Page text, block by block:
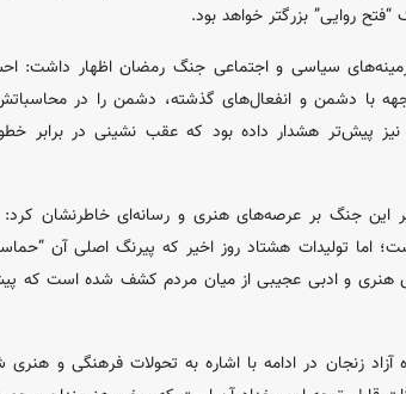
روایی” بزرگتر خواهد بود.
سیاسی و اجتماعی جنگ رمضان اظهار داشت:
با دشمن و انفعال‌های گذشته، دشمن را در
پیش‌تر هشدار داده بود که عقب ‌نشینی در برابر
این جنگ بر عرصه‌های هنری و رسانه‌ای خاطرنشان کرد:
اما تولیدات هشتاد روز اخیر که پیرنگ اصلی آن
و ادبی عجیبی از میان مردم کشف شده است که
آزاد زنجان در ادامه با اشاره به تحولات فرهنگی و